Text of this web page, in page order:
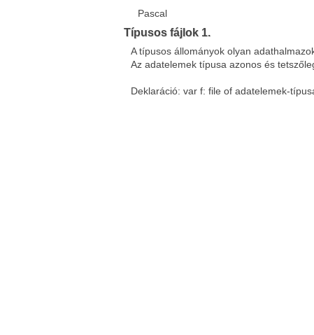
Pascal
Típusos fájlok 1.
A típusos állományok olyan
Az adatelemek típusa azonos és
Deklaráció: var f: file of adatelemek-